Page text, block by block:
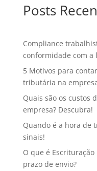
Posts
Compliance
conformidade com a
5 Motivos para
tributária na
Quais são os custos
empresa? Descubra!
Quando é a hora de
sinais!
O que é Escrituração
prazo de envio?